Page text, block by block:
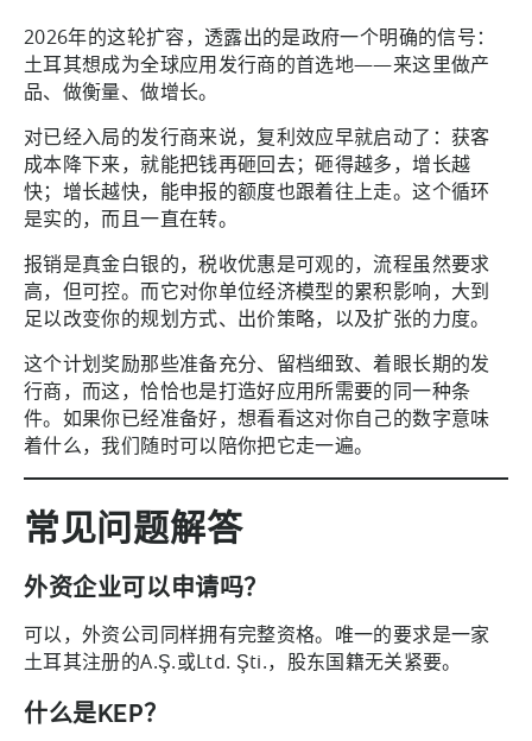
2026年的这轮扩容，透露出的是政府一个明确的信号：
土耳其想成为全球应用发行商的首选地——来这里做产
品、做衡量、做增长。
对已经入局的发行商来说，复利效应早就启动了：获客
成本降下来，就能把钱再砸回去；砸得越多，增长越
快；增长越快，能申报的额度也跟着往上走。这个循环
是实的，而且一直在转。
报销是真金白银的，税收优惠是可观的，流程虽然要求
高，但可控。而它对你单位经济模型的累积影响，大到
足以改变你的规划方式、出价策略，以及扩张的力度。
这个计划奖励那些准备充分、留档细致、着眼长期的发
行商，而这，恰恰也是打造好应用所需要的同一种条
件。如果你已经准备好，想看看这对你自己的数字意味
着什么，我们随时可以陪你把它走一遍。
常见问题解答
外资企业可以申请吗？
可以，外资公司同样拥有完整资格。唯一的要求是一家
土耳其注册的A.Ş.或Ltd. Şti.，股东国籍无关紧要。
什么是KEP？